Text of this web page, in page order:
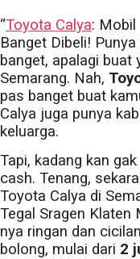
“Toyota Calya: Mobil
Banget Dibeli!
banget, apalagi buat
Semarang. Nah,
pas banget buat
Calya juga punya
keluarga.
Tapi, kadang kan
cash. Tenang,
Toyota Calya di
Tegal Sragen Klaten
nya ringan dan
bolong, mulai dari 2